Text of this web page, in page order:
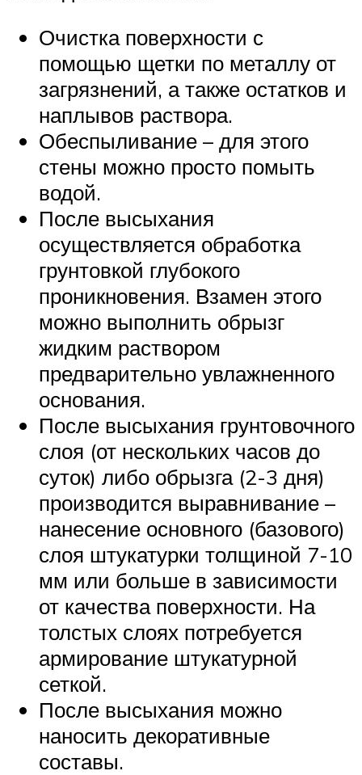
Очистка поверхности с
помощью щетки по металлу от
загрязнений, а также остатков и
наплывов раствора.
Обеспыливание – для этого
стены можно просто помыть
водой.
После высыхания
осуществляется обработка
грунтовкой глубокого
проникновения. Взамен этого
можно выполнить обрызг
жидким раствором
предварительно увлажненного
основания.
После высыхания грунтовочного
слоя (от нескольких часов до
суток) либо обрызга (2-3 дня)
производится выравнивание –
нанесение основного (базового)
слоя штукатурки толщиной 7-10
мм или больше в зависимости
от качества поверхности. На
толстых слоях потребуется
армирование штукатурной
сеткой.
После высыхания можно
наносить декоративные
составы.